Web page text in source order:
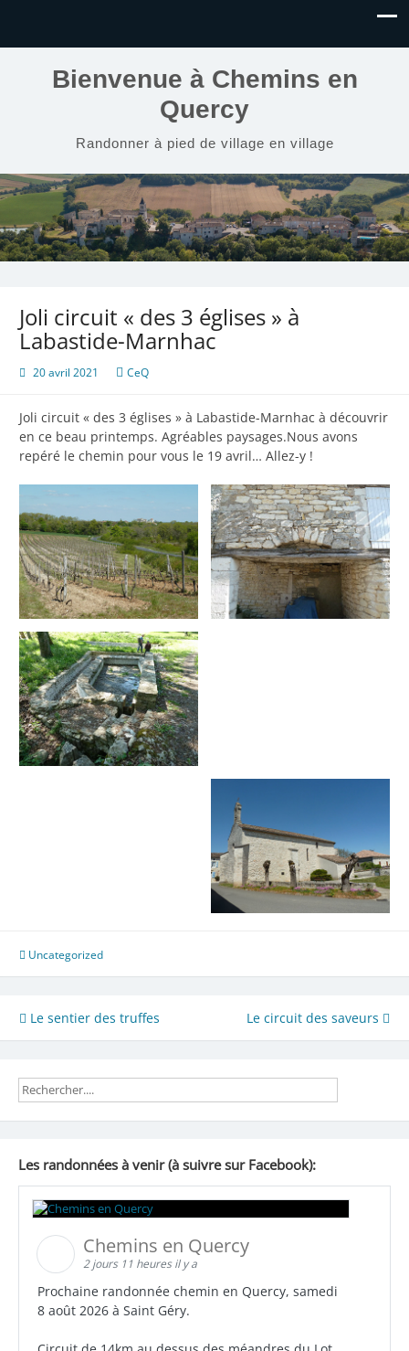
Bienvenue à Chemins en
Quercy
Randonner à pied de village en village
Joli circuit « des 3 églises » à
Labastide-Marnhac
20 avril 2021 CeQ
Joli circuit « des 3 églises » à Labastide-Marnhac à découvrir
en ce beau printemps. Agréables paysages.Nous avons
repéré le chemin pour vous le 19 avril… Allez-y !
Uncategorized
Navigation
de
l’article
Le sentier des truffes Le circuit des saveurs
Les randonnées à venir (à suivre sur Facebook):
Chemins en Quercy
2 jours 11 heures il y a
Prochaine randonnée chemin en Quercy, samedi
8 août 2026 à Saint Géry.